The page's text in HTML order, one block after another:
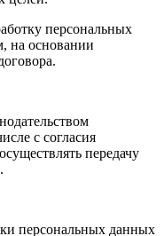
персональных
на основании
с согласия
передачу
персональных данных